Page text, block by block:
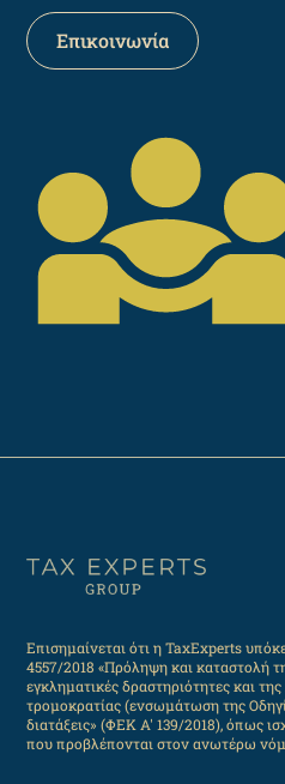
Επικοινωνία
Επισημαίνεται ότι η TaxExperts
4557/2018 «Πρόληψη και καταστολή
εγκληματικές δραστηριότητες και
τρομοκρατίας (ενσωμάτωση της
διατάξεις» (ΦΕΚ Α' 139/2018), όπως
που προβλέπονται στον ανωτέρω